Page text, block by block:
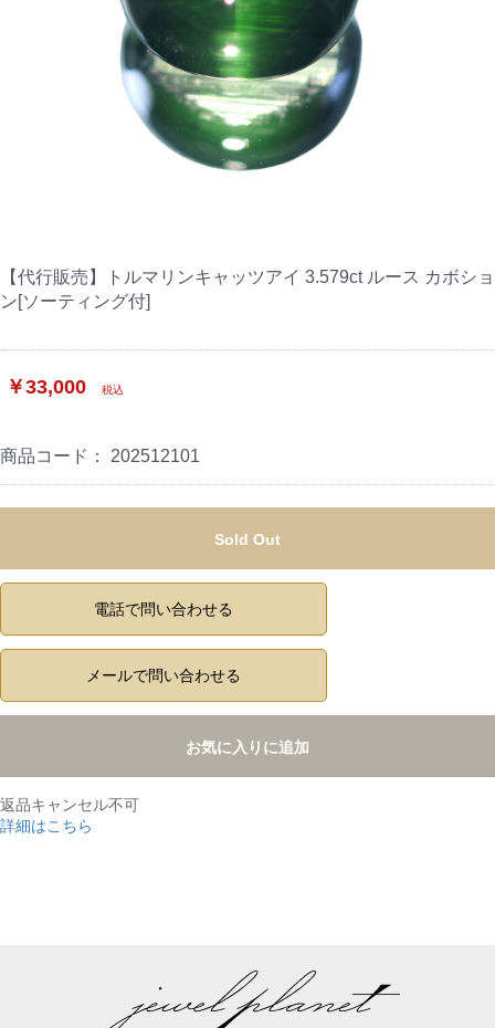
【代行販売】トルマリンキャッツアイ 3.579ct ルース カボショ
ン[ソーティング付]
￥33,000 税込
商品コード： 202512101
Sold Out
電話で問い合わせる
メールで問い合わせる
お気に入りに追加
返品キャンセル不可
詳細はこちら